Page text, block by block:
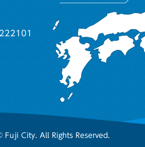
Fuji City. All Rights Reserved.